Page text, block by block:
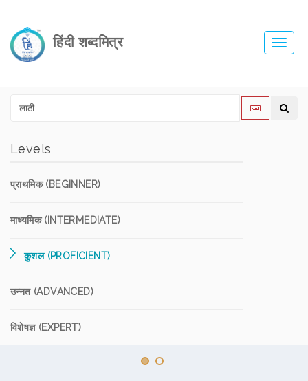
हिंदी शब्दमित्र
Levels
प्राथमिक (BEGINNER)
माध्यमिक (INTERMEDIATE)
कुशल (PROFICIENT)
उन्नत (ADVANCED)
विशेषज्ञ (EXPERT)